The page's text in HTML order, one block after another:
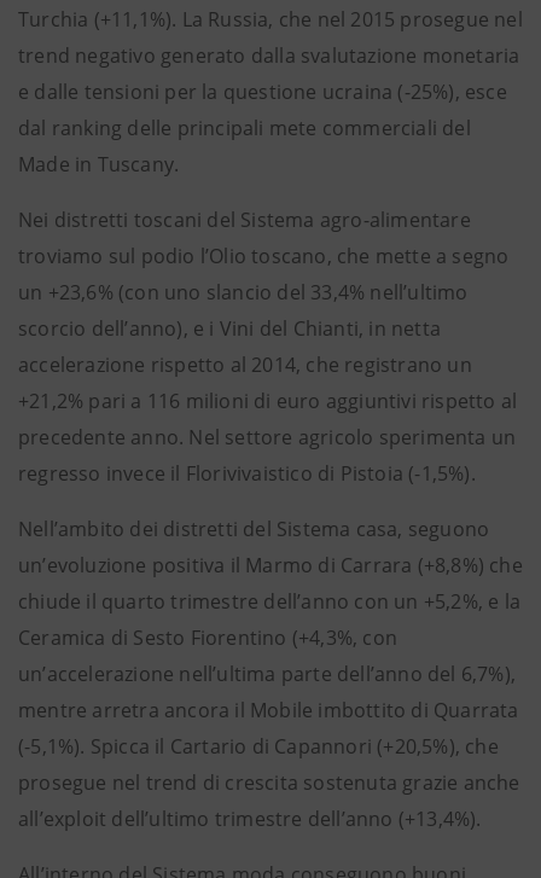
Turchia (+11,1%). La Russia, che nel 2015 prosegue nel
trend negativo generato dalla svalutazione monetaria
e dalle tensioni per la questione ucraina (-25%), esce
dal ranking delle principali mete commerciali del
Made in Tuscany.
Nei distretti toscani del Sistema agro-alimentare
troviamo sul podio l’Olio toscano, che mette a segno
un +23,6% (con uno slancio del 33,4% nell’ultimo
scorcio dell’anno), e i Vini del Chianti, in netta
accelerazione rispetto al 2014, che registrano un
+21,2% pari a 116 milioni di euro aggiuntivi rispetto al
precedente anno. Nel settore agricolo sperimenta un
regresso invece il Florivivaistico di Pistoia (-1,5%).
Nell’ambito dei distretti del Sistema casa, seguono
un’evoluzione positiva il Marmo di Carrara (+8,8%) che
chiude il quarto trimestre dell’anno con un +5,2%, e la
Ceramica di Sesto Fiorentino (+4,3%, con
un’accelerazione nell’ultima parte dell’anno del 6,7%),
mentre arretra ancora il Mobile imbottito di Quarrata
(-5,1%). Spicca il Cartario di Capannori (+20,5%), che
prosegue nel trend di crescita sostenuta grazie anche
all’exploit dell’ultimo trimestre dell’anno (+13,4%).